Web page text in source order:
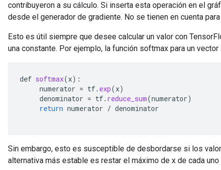
contribuyeron a su cálculo. Si inserta esta operación en el
desde el generador de gradiente. No se tienen en cuenta
Esto es útil siempre que desee calcular un valor con
una constante. Por ejemplo, la función softmax para un
def softmax(x):
numerator = tf. exp(x)
denominator = tf. reduce_sum(numerator)
return numerator / denominator
Sin embargo, esto es susceptible de desbordarse si los
alternativa más estable es restar el máximo de x de cada